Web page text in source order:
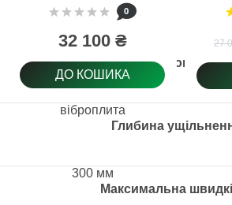
Тип товару
Глибина
Максимальна
0
32 100 ₴
ДО КОШИКА
віброплита
300 мм
27